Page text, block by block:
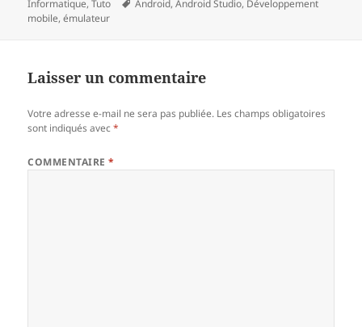
Informatique,Tuto Android,Android Studio, Développement
mobile,émulateur
Laisser un commentaire
Votre adresse e-mail ne sera pas publiée. Les champs obligatoires
sont indiqués avec*
COMMENTAIRE*